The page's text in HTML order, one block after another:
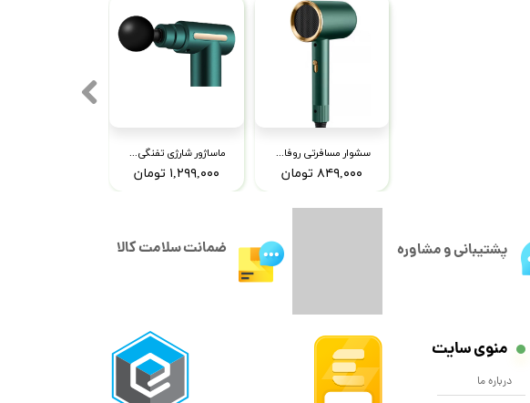
ماساژور شارژی تفنگی مدل XL-720
۱,۲۹۹,۰۰۰ تومان
سشوار مسافرتی روفائلک مدل 1RFX-013
۸۴۹,۰۰۰ تومان
پشتیبانی و مشاوره ضمانت سلامت کالا
منوی سایت
درباره ما